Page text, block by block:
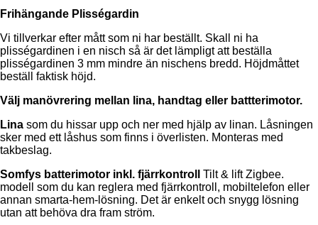
Frihängande Plisségardin
Vi tillverkar efter mått som ni har beställt. Skall ni ha
plisségardinen i en nisch så är det lämpligt att beställa
plisségardinen 3 mm mindre än nischens bredd. Höjdmåttet
beställ faktisk höjd.
Välj manövrering mellan lina, handtag eller battterimotor.
Lina som du hissar upp och ner med hjälp av linan. Låsningen
sker med ett låshus som finns i överlisten. Monteras med
takbeslag.
Somfys batterimotor inkl. fjärrkontroll Tilt & lift Zigbee.
modell som du kan reglera med fjärrkontroll, mobiltelefon eller
annan smarta-hem-lösning. Det är enkelt och snygg lösning
utan att behöva dra fram ström.